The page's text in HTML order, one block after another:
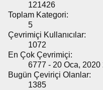
121426
Toplam Kategori:
5
Çevrimiçi Kullanıcılar:
1072
En Çok Çevrimiçi:
6777 - 20 Oca, 2020
Bugün Çeviriçi Olanlar:
1385